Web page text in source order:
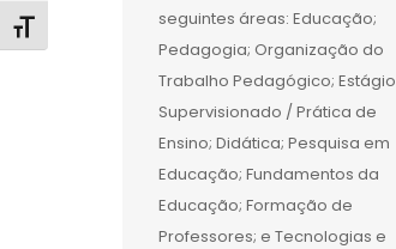
Alternar tamanho da fonteseguintes áreas: Educação;
Pedagogia; Organização do
Trabalho Pedagógico; Estágio
Supervisionado / Prática de
Ensino; Didática; Pesquisa em
Educação; Fundamentos da
Educação; Formação de
Professores; e Tecnologias e